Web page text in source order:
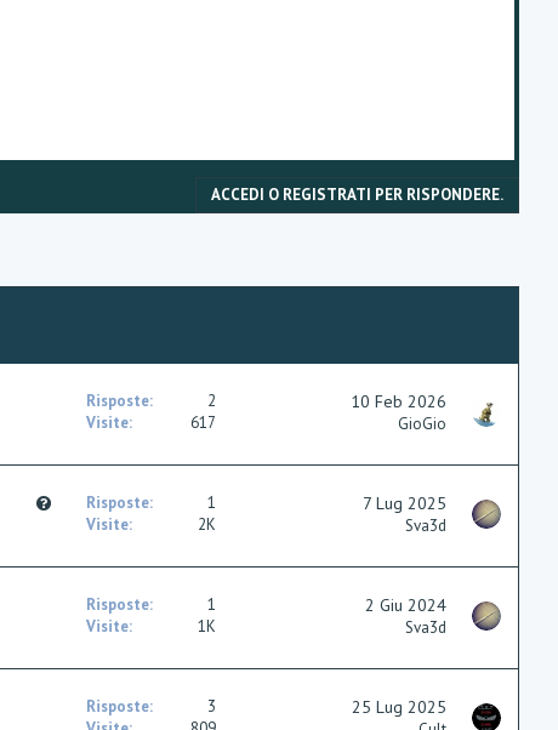
ACCEDI O REGISTRATI PER RISPONDERE.
Risposte
2
Visite
617
10 Feb 2026
GioGio
s
Risposte
1
Visite
2K
7 Lug 2025
Sva3d
Risposte
1
Visite
1K
2 Giu 2024
Sva3d
Risposte
3
25 Lug 2025